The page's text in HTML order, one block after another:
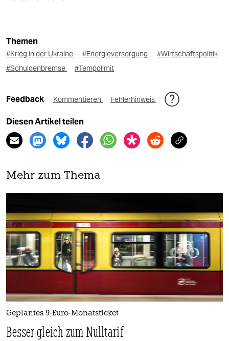
Themen
#Krieg in der Ukraine #Energieversorgung
#Wirtschaftspolitik
#Schuldenbremse
#Tempolimit
Feedback Kommentieren Fehlerhinweis
Diesen Artikel teilen
Mehr zum Thema
Geplantes 9-Euro-Monatsticket
Besser gleich zum Nulltarif